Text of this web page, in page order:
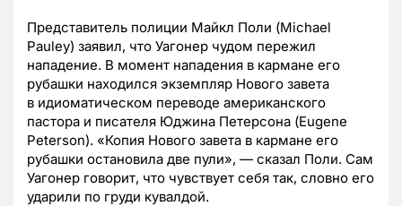
Представитель полиции Майкл Поли (Michael
Pauley) заявил, что Уагонер чудом пережил
нападение. В момент нападения в кармане его
рубашки находился экземпляр Нового завета
в идиоматическом переводе американского
пастора и писателя Юджина Петерсона (Eugene
Peterson). «Копия Нового завета в кармане его
рубашки остановила две пули», — сказал Поли. Сам
Уагонер говорит, что чувствует себя так, словно его
ударили по груди кувалдой.